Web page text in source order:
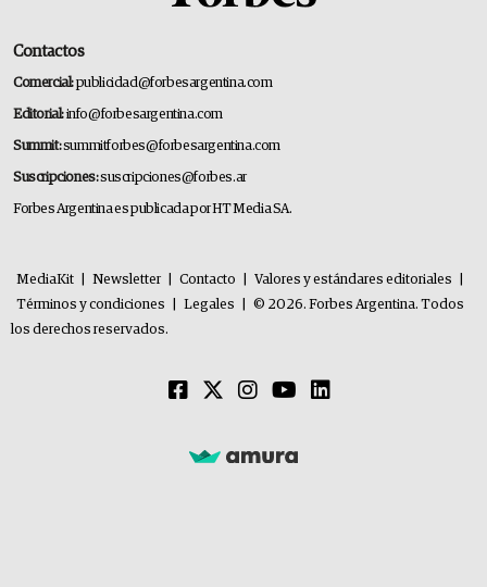
Contactos
Comercial:publicidad@forbesargentina.com
Editorial:info@forbesargentina.com
Summit:summitforbes@forbesargentina.com
Suscripciones:suscripciones@forbes.ar
Forbes Argentina es publicada por HT Media SA.
MediaKit Newsletter Contacto Valores y estándares editoriales
Términos y condiciones
Legales
© 2026. Forbes Argentina. Todos
los derechos reservados.